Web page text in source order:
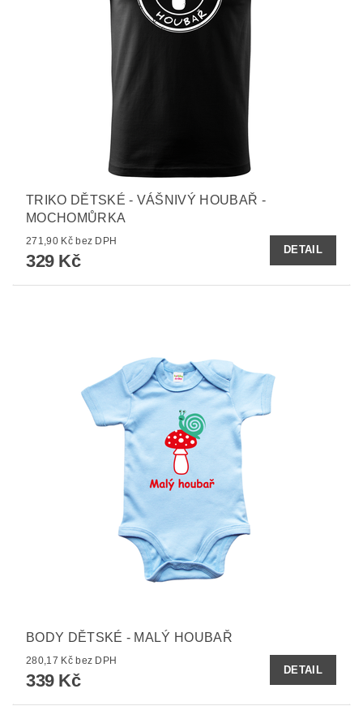
TRIKO DĚTSKÉ - VÁŠNIVÝ HOUBAŘ -
MOCHOMŮRKA
271,90 Kč bez DPH
329 Kč
DETAIL
BODY DĚTSKÉ - MALÝ HOUBAŘ
280,17 Kč bez DPH
339 Kč
DETAIL